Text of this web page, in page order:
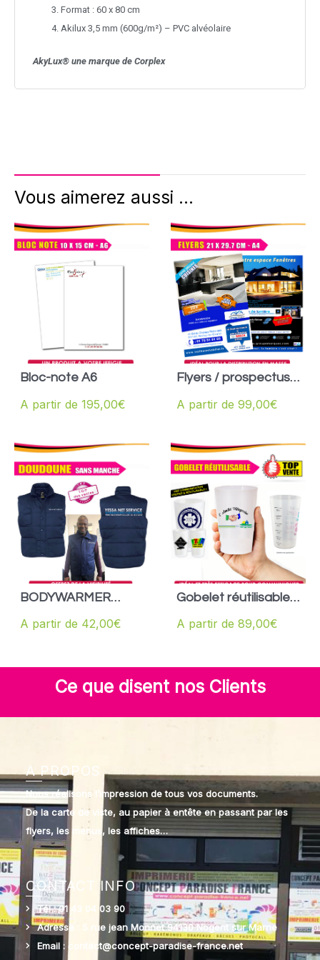
Format : 60 x 80 cm
Akilux 3,5 mm (600g/m²) – PVC alvéolaire
AkyLux® une marque de Corplex
Vous aimerez aussi ...
Bloc-note A6
A partir de 195,00€
Flyers / prospectus
A partir de 99,00€
BODYWARMER
UNISEXE
A partir de 42,00€
Gobelet réutilisable
A partir de 89,00€
Ce que disent nos Clients
A PROPOS
Nous réalisons l’impression de tous vos documents.
De la carte de viste, au papier à entête en passant par les
flyers, les menus, les affiches…
CONTACT INFO
Tél : 01 43 04 03 90
Adresse : 5 rue jean Monnet 94130 Nogent sur Marne
Email : contact@concept-paradise-france.net